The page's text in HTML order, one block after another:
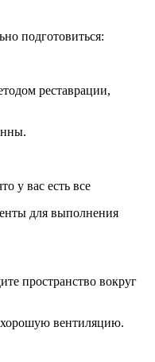
подготовиться:
реставрации,
у вас есть все
для выполнения
пространство вокруг
хорошую вентиляцию.